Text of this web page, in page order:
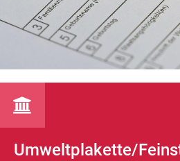
Umweltplakette/